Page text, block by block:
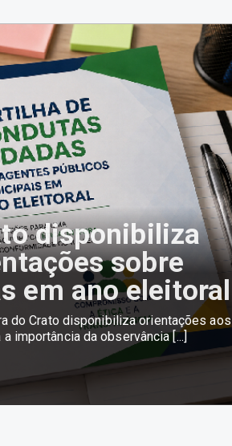
disponibiliza
sobre
em ano eleitoral
do Crato disponibiliza orientações aos
importância da observância [...]